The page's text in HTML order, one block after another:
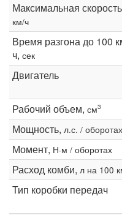
Максимальная
км/ч
Время разгона до 100
ч, сек
Двигатель
Рабочий объем, см3
Мощность, л.с. / оборотах
Момент, Н·м / оборотах
Расход комби, л на 100
Тип коробки передач